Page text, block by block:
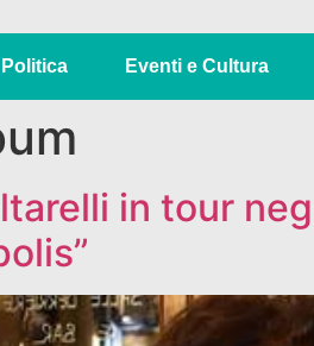
Politica Eventi e Cultura
in tour